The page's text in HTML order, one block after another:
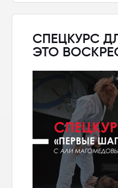
СПЕЦКУРС
ЭТО